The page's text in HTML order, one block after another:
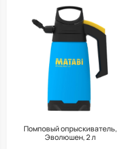
Помповый опрыскиватель,
Эволюшен, 2 л